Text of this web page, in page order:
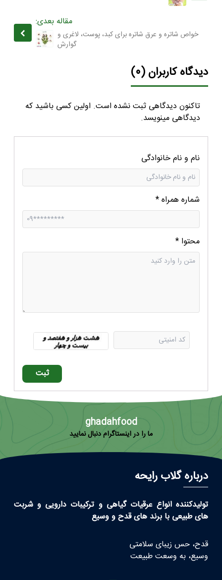
مقاله بعدی:
خواص شاتره و عرق شاتره برای کبد، پوست، لاغری و
گوارش
دیدگاه کاربران (0)
تاکنون دیدگاهی ثبت نشده است. اولین کسی باشید که
دیدگاهی مینویسد.
نام و نام خانوادگی
شماره همراه*
محتوا *
ثبت
ghadahfood
ما را در اینستاگرام دنبال نمایید
درباره گلاب رایحه
تولیدکننده انواع عرقیات گیاهی و ترکیبات دارویی و شربت
های طبیعی با برند های قدح و وسیع
قدح، حس زیبای سلامتی
وسیع، به وسعت طبیعت